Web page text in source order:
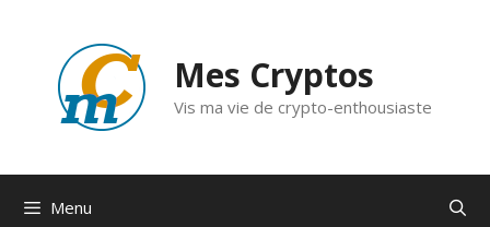
contenu
Mes Cryptos
Vis ma vie de crypto-enthousiaste
Menu